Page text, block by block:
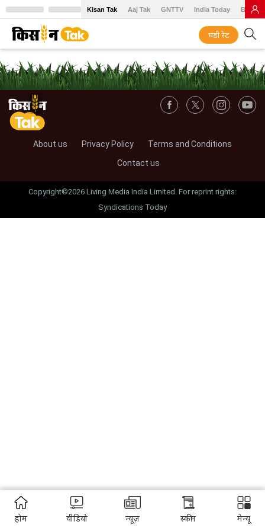
Kisan Tak Aaj Tak GNTTV India Today BT
मंडी रेट
About us Privacy Policy
Terms and Conditions
Contact us
Copyright©2026 Living Media India Limited. For reprint rights:
Syndications Today
होम वीडियो न्यूज़ स्कीम मेन्यू